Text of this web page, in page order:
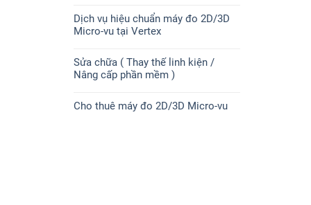
Dịch vụ hiệu chuẩn máy đo 2D/3D
Micro-vu tại Vertex
Sửa chữa ( Thay thế linh kiện /
Nâng cấp phần mềm )
Cho thuê máy đo 2D/3D Micro-vu